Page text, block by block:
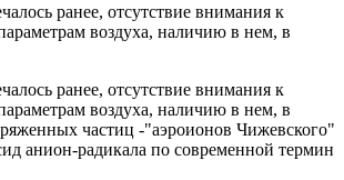
ранее, отсутствие внимания к
воздуха, наличию в нем, в
ранее, отсутствие внимания к
воздуха, наличию в нем, в
частиц -"аэроионов Чижевского"
анион-радикала по современной термин